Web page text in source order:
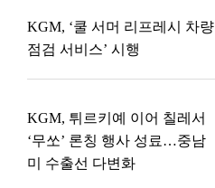
KGM, ‘쿨 서머 리프레시 차량
점검 서비스’ 시행
KGM, 튀르키예 이어 칠레서
‘무쏘’ 론칭 행사 성료…중남
미 수출선 다변화